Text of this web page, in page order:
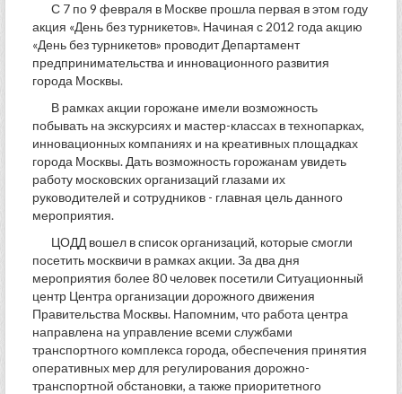
С 7 по 9 февраля в Москве прошла первая в этом году
акция «День без турникетов». Начиная с 2012 года акцию
«День без турникетов» проводит Департамент
предпринимательства и инновационного развития
города Москвы.
В рамках акции горожане имели возможность
побывать на экскурсиях и мастер-классах в технопарках,
инновационных компаниях и на креативных площадках
города Москвы. Дать возможность горожанам увидеть
работу московских организаций глазами их
руководителей и сотрудников - главная цель данного
мероприятия.
ЦОДД вошел в список организаций, которые смогли
посетить москвичи в рамках акции. За два дня
мероприятия более 80 человек посетили Ситуационный
центр Центра организации дорожного движения
Правительства Москвы. Напомним, что работа центра
направлена на управление всеми службами
транспортного комплекса города, обеспечения принятия
оперативных мер для регулирования дорожно-
транспортной обстановки, а также приоритетного